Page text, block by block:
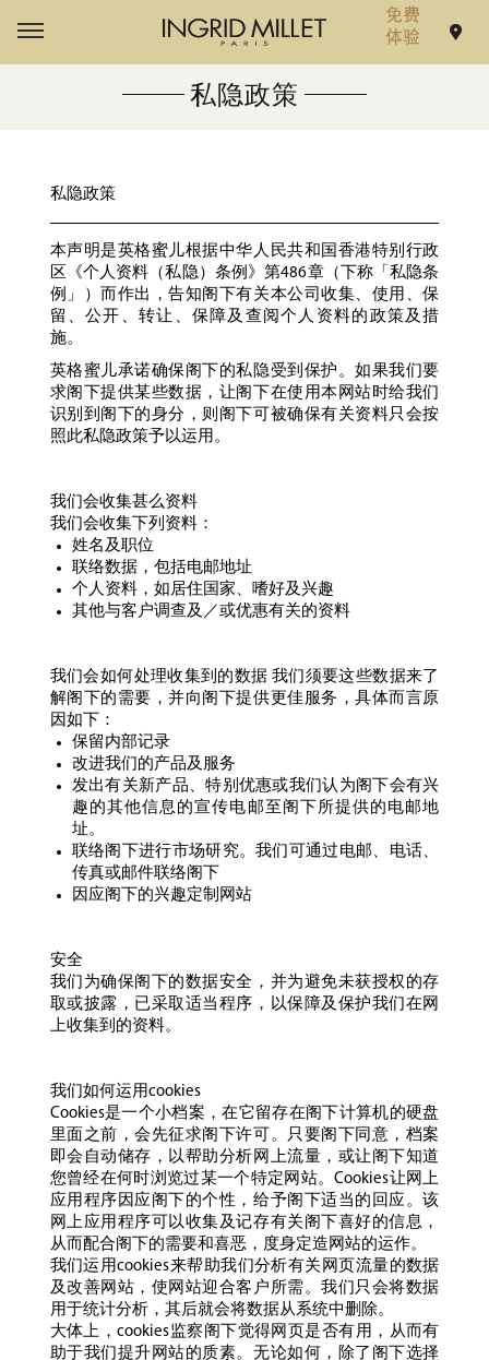
私隐政策
私隐政策
本声明是英格蜜儿根据中华人民共和国香港特别行政
区《个人资料（私隐）条例》第486章（下称「私隐条
例」）而作出，告知阁下有关本公司收集、使用、保
留、公开、转让、保障及查阅个人资料的政策及措
施。
英格蜜儿承诺确保阁下的私隐受到保护。如果我们要
求阁下提供某些数据，让阁下在使用本网站时给我们
识别到阁下的身分，则阁下可被确保有关资料只会按
照此私隐政策予以运用。
我们会收集甚么资料
我们会收集下列资料：
姓名及职位
联络数据，包括电邮地址
个人资料，如居住国家、嗜好及兴趣
其他与客户调查及／或优惠有关的资料
我们会如何处理收集到的数据 我们须要这些数据来了
解阁下的需要，并向阁下提供更佳服务，具体而言原
因如下：
保留内部记录
改进我们的产品及服务
发出有关新产品、特别优惠或我们认为阁下会有兴
趣的其他信息的宣传电邮至阁下所提供的电邮地
址。
联络阁下进行市场研究。我们可通过电邮、电话、
传真或邮件联络阁下
因应阁下的兴趣定制网站
安全
我们为确保阁下的数据安全，并为避免未获授权的存
取或披露，已采取适当程序，以保障及保护我们在网
上收集到的资料。
我们如何运用cookies
Cookies是一个小档案，在它留存在阁下计算机的硬盘
里面之前，会先征求阁下许可。只要阁下同意，档案
即会自动储存，以帮助分析网上流量，或让阁下知道
您曾经在何时浏览过某一个特定网站。Cookies让网上
应用程序因应阁下的个性，给予阁下适当的回应。该
网上应用程序可以收集及记存有关阁下喜好的信息，
从而配合阁下的需要和喜恶，度身定造网站的运作。
我们运用cookies来帮助我们分析有关网页流量的数据
及改善网站，使网站迎合客户所需。我们只会将数据
用于统计分析，其后就会将数据从系统中删除。
大体上，cookies监察阁下觉得网页是否有用，从而有
助于我们提升网站的质素。无论如何，除了阁下选择